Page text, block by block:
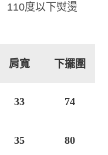
110度以下熨燙
肩寬 下擺圍
33 74
35 80